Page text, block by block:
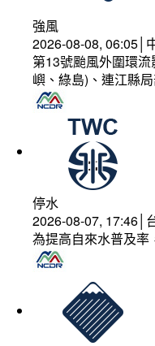
強風
2026-08-08, 06:05│
第13號颱風外圍環
嶼、綠島)、連江縣
停水
2026-08-07, 17:46│
為提高自來水普及